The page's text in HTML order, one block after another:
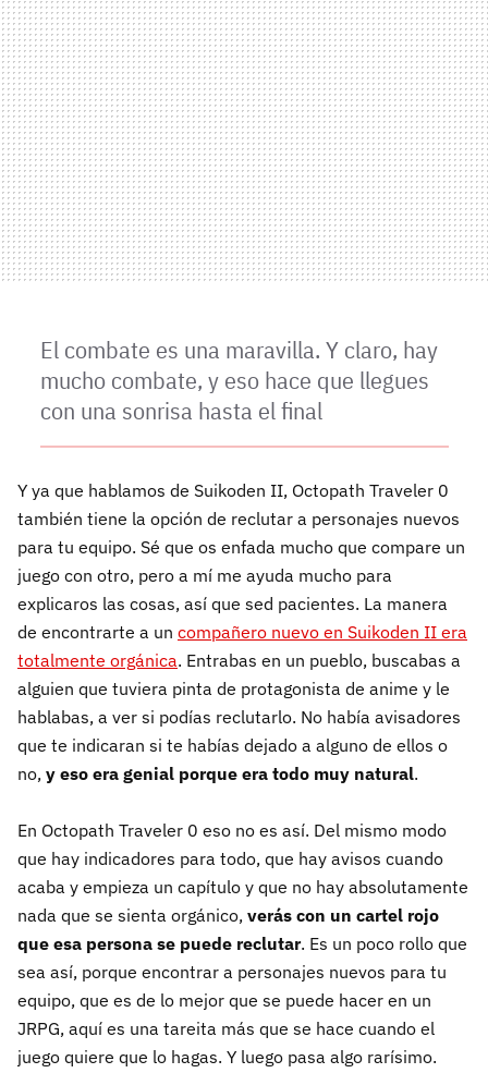
El combate es una maravilla. Y claro, hay
mucho combate, y eso hace que llegues
con una sonrisa hasta el final
Y ya que hablamos de Suikoden II, Octopath Traveler 0
también tiene la opción de reclutar a personajes nuevos
para tu equipo. Sé que os enfada mucho que compare un
juego con otro, pero a mí me ayuda mucho para
explicaros las cosas, así que sed pacientes. La manera
de encontrarte a un compañero nuevo en Suikoden II era
totalmente orgánica. Entrabas en un pueblo, buscabas a
alguien que tuviera pinta de protagonista de anime y le
hablabas, a ver si podías reclutarlo. No había avisadores
que te indicaran si te habías dejado a alguno de ellos o
no, y eso era genial porque era todo muy natural.
En Octopath Traveler 0 eso no es así. Del mismo modo
que hay indicadores para todo, que hay avisos cuando
acaba y empieza un capítulo y que no hay absolutamente
nada que se sienta orgánico, verás con un cartel rojo
que esa persona se puede reclutar. Es un poco rollo que
sea así, porque encontrar a personajes nuevos para tu
equipo, que es de lo mejor que se puede hacer en un
JRPG, aquí es una tareita más que se hace cuando el
juego quiere que lo hagas. Y luego pasa algo rarísimo.